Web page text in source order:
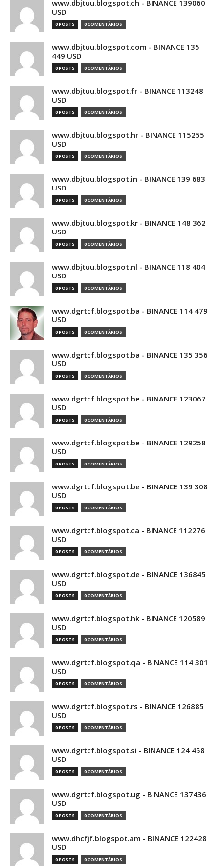
www.dbjtuu.blogspot.ch - BINANCE 139060
USD
0 POSTS 0 COMENTÁRIOS
www.dbjtuu.blogspot.com - BINANCE 135
449 USD
0 POSTS 0 COMENTÁRIOS
www.dbjtuu.blogspot.fr - BINANCE 113248
USD
0 POSTS 0 COMENTÁRIOS
www.dbjtuu.blogspot.hr - BINANCE 115255
USD
0 POSTS 0 COMENTÁRIOS
www.dbjtuu.blogspot.in - BINANCE 139 683
USD
0 POSTS 0 COMENTÁRIOS
www.dbjtuu.blogspot.kr - BINANCE 148 362
USD
0 POSTS 0 COMENTÁRIOS
www.dbjtuu.blogspot.nl - BINANCE 118 404
USD
0 POSTS 0 COMENTÁRIOS
www.dgrtcf.blogspot.ba - BINANCE 114 479
USD
0 POSTS 0 COMENTÁRIOS
www.dgrtcf.blogspot.ba - BINANCE 135 356
USD
0 POSTS 0 COMENTÁRIOS
www.dgrtcf.blogspot.be - BINANCE 123067
USD
0 POSTS 0 COMENTÁRIOS
www.dgrtcf.blogspot.be - BINANCE 129258
USD
0 POSTS 0 COMENTÁRIOS
www.dgrtcf.blogspot.be - BINANCE 139 308
USD
0 POSTS 0 COMENTÁRIOS
www.dgrtcf.blogspot.ca - BINANCE 112276
USD
0 POSTS 0 COMENTÁRIOS
www.dgrtcf.blogspot.de - BINANCE 136845
USD
0 POSTS 0 COMENTÁRIOS
www.dgrtcf.blogspot.hk - BINANCE 120589
USD
0 POSTS 0 COMENTÁRIOS
www.dgrtcf.blogspot.qa - BINANCE 114 301
USD
0 POSTS 0 COMENTÁRIOS
www.dgrtcf.blogspot.rs - BINANCE 126885
USD
0 POSTS 0 COMENTÁRIOS
www.dgrtcf.blogspot.si - BINANCE 124 458
USD
0 POSTS 0 COMENTÁRIOS
www.dgrtcf.blogspot.ug - BINANCE 137436
USD
0 POSTS 0 COMENTÁRIOS
www.dhcfjf.blogspot.am - BINANCE 122428
USD
0 POSTS 0 COMENTÁRIOS